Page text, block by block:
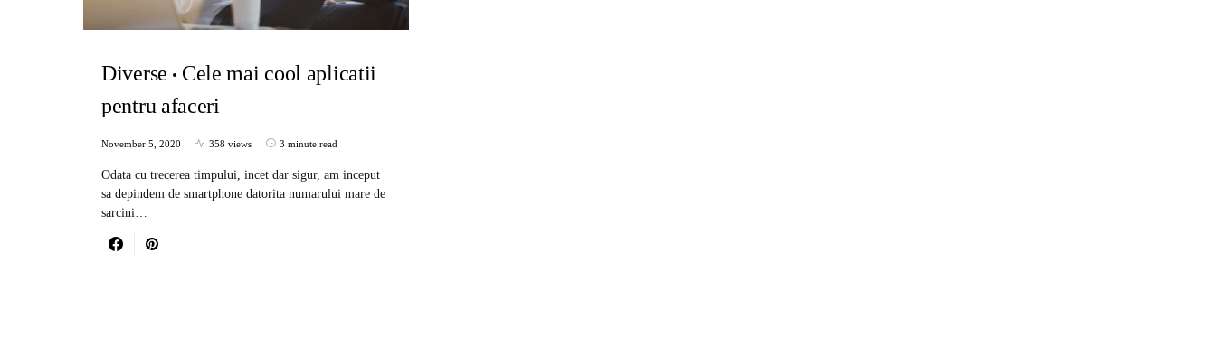
Diverse
Cele mai cool aplicatii
pentru afaceri
November 5, 2020 358 views 3 minute read
Odata cu trecerea timpului, incet dar sigur, am inceput
sa depindem de smartphone datorita numarului mare de
sarcini…